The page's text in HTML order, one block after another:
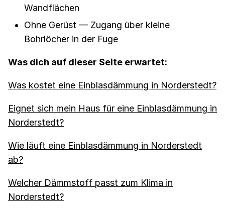
Wandflächen
Ohne Gerüst — Zugang über kleine
Bohrlöcher in der Fuge
Was dich auf dieser Seite erwartet:
Was kostet eine Einblasdämmung in Norderstedt?
Eignet sich mein Haus für eine Einblasdämmung in
Norderstedt?
Wie läuft eine Einblasdämmung in Norderstedt
ab?
Welcher Dämmstoff passt zum Klima in
Norderstedt?